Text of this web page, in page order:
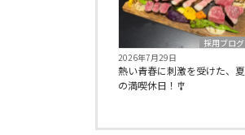
採用ブログ
2026年7月29日
熱い青春に刺激を受けた、夏
の満喫休日！🎐